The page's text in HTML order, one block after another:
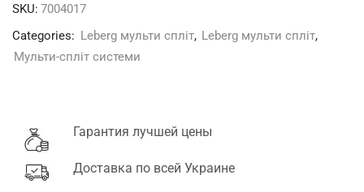
SKU: 7004017
Categories: Leberg мульти спліт, Leberg мульти спліт,
Мульти-спліт системи
Гарантия лучшей цены
Доставка по всей Украине